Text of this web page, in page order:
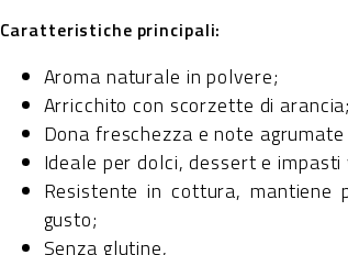
Caratteristiche principali:
Aroma naturale in polvere;
Arricchito con scorzette di arancia;
Dona freschezza e note
Ideale per dolci, dessert e impasti
Resistente in cottura, mantiene
gusto;
Senza glutine,